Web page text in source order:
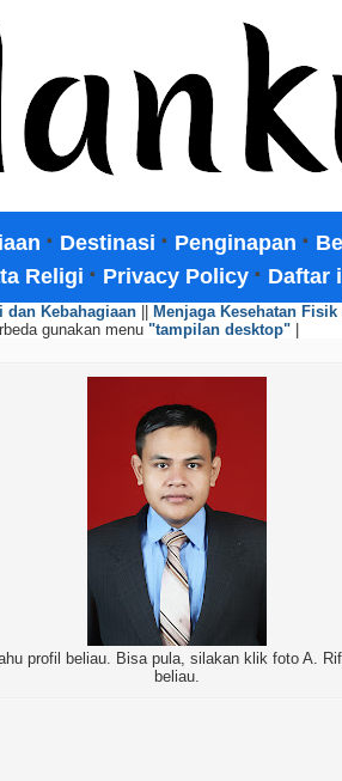
· Destinasi · Penginapan ·
Religi · Privacy Policy · Daftar
dan Kebahagiaan Menjaga Kesehatan Fisik
gunakan menu "tampilan desktop"
profil beliau. Bisa pula, silakan klik foto A.
beliau.